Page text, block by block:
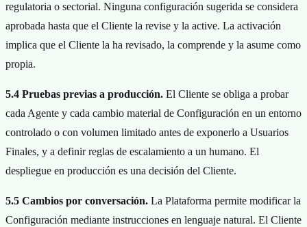
regulatoria o sectorial. Ninguna configuración sugerida se considera
aprobada hasta que el Cliente la revise y la active. La activación
implica que el Cliente la ha revisado, la comprende y la asume como
propia.
5.4 Pruebas previas a producción. El Cliente se obliga a probar
cada Agente y cada cambio material de Configuración en un entorno
controlado o con volumen limitado antes de exponerlo a Usuarios
Finales, y a definir reglas de escalamiento a un humano. El
despliegue en producción es una decisión del Cliente.
5.5 Cambios por conversación. La Plataforma permite modificar la
Configuración mediante instrucciones en lenguaje natural. El Cliente